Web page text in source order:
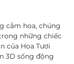
cắm hoa, chúng
những chiếc
của Hoa Tươi
3D sống động